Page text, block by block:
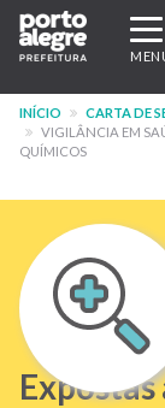
Pular
para
conteúdo
principal
INÍCIO
CARTA DE
VIGILÂNCIA EM
QUÍMICOS